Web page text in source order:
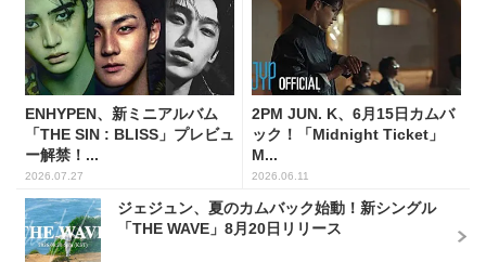
ENHYPEN、新ミニアルバム
「THE SIN : BLISS」プレビュ
ー解禁！...
2026.07.27
2PM JUN. K、6月15日カムバ
ック！「Midnight Ticket」
M...
2026.06.11
ジェジュン、夏のカムバック始動！新シングル
「THE WAVE」8月20日リリース